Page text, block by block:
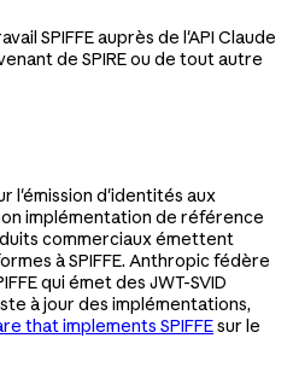
SPIFFE auprès de l'API Claude
de SPIRE ou de tout autre
l'émission d'identités aux
implémentation de référence
commerciaux émettent
à SPIFFE. Anthropic fédère
qui émet des JWT-SVID
à jour des implémentations,
that implements SPIFFEsur le